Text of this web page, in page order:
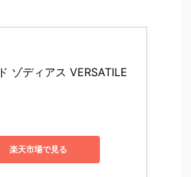
ゾディアス VERSATILE
楽天市場で見る